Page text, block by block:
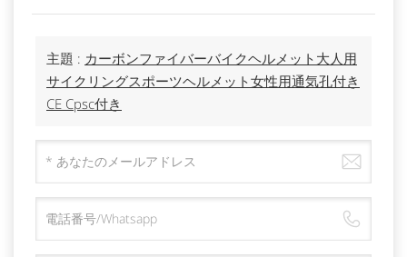
主題 : カーボンファイバーバイクヘルメット大人用
サイクリングスポーツヘルメット女性用通気孔付き
CE Cpsc付き